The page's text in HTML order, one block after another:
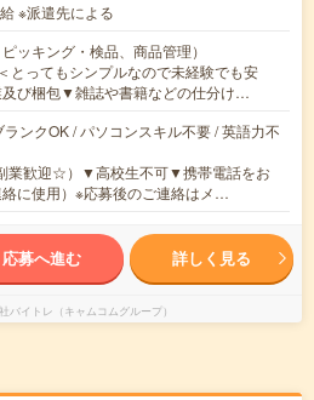
※派遣先による
ッキング・検品、商品管理）
とってもシンプルなので未経験でも安
び梱包▼雑誌や書籍などの仕分け…
ンクOK / パソコンスキル不要 / 英語力不
業歓迎☆）▼高校生不可▼携帯電話をお
に使用）※応募後のご連絡はメ…
応募へ進む 詳しく見る
バイトレ（キャムコムグループ）